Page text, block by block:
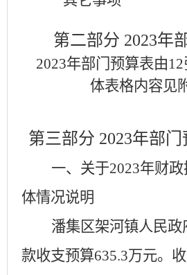
第二部分 2023年
2023年部门预算表由
体表格内容见
第三部分 2023年部
一、关于2023年财
体情况说明
潘集区架河镇人民政
款收支预算635.3万元。